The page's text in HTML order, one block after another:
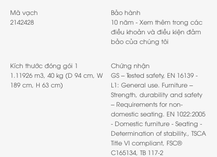
Mã vạch
2142428
Bảo hành
10 năm - Xem thêm trong các
điều khoản và điều kiện đảm
bảo của chúng tôi
Kích thước đóng gói 1
1.11926 m3, 40 kg (D 94 cm, W
189 cm, H 63 cm)
Chứng nhận
GS – Tested safety, EN 16139 -
L1: General use. Furniture –
Strength, durability and safety
– Requirements for non-
domestic seating. EN 1022:2005
- Domestic furniture - Seating -
Determination of stability., TSCA
Title VI compliant, FSC®
C165134, TB 117-2